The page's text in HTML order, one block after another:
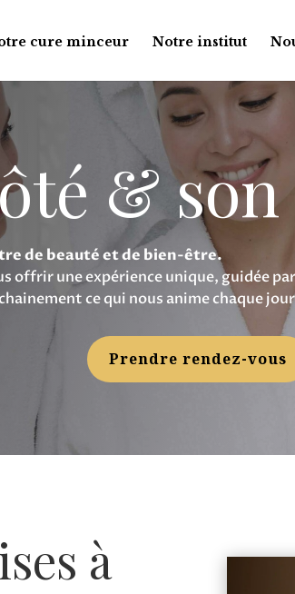
cure minceur Notre institut
&
de beauté et de bien-être.
une expérience unique, guidée
ce qui nous anime chaque
Prendre rendez-vous
à